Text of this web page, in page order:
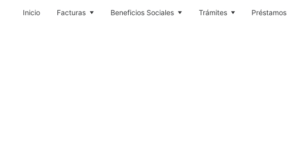
Inicio Facturas Beneficios Sociales Trámites Préstamos